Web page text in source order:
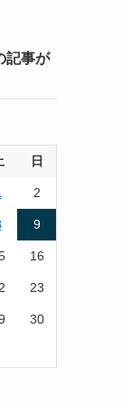
記事が
日
2
9
16
23
30